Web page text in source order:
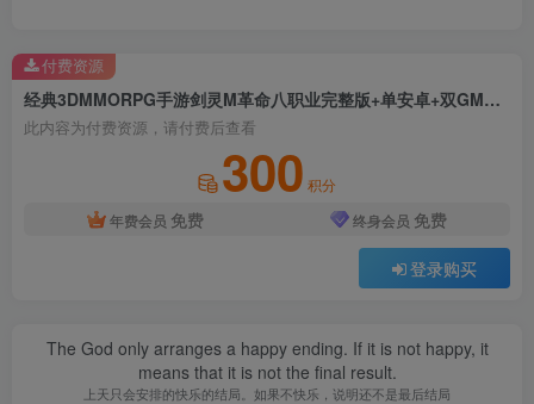
经典3DMMORPG手游剑灵M革命八职业完整版+单安卓+双GM授权后台+刺客诅咒术+Windows详细视频搭建教程
此内容为付费资源，请付费后查看
300 积分
年费会员 免费 终身会员 免费
登录购买
付费资源
The God only arranges a happy ending. If it is not happy, it
means that it is not the final result.
上天只会安排的快乐的结局。如果不快乐，说明还不是最后结局